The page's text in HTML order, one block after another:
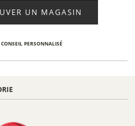
UN MAGASIN
CONSEIL PERSONNALISÉ